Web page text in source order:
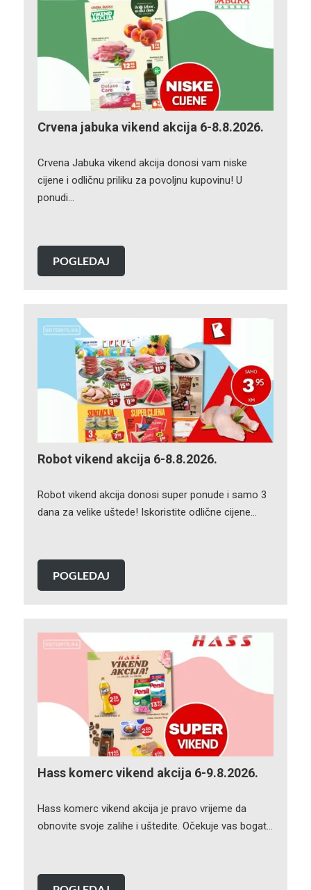
Crvena jabuka vikend akcija 6-8.8.2026.
Crvena Jabuka vikend akcija donosi vam niske
cijene i odličnu priliku za povoljnu kupovinu! U
ponudi…
POGLEDAJ
Robot vikend akcija 6-8.8.2026.
Robot vikend akcija donosi super ponude i samo 3
dana za velike uštede! Iskoristite odlične cijene…
POGLEDAJ
Hass komerc vikend akcija 6-9.8.2026.
Hass komerc vikend akcija je pravo vrijeme da
obnovite svoje zalihe i uštedite. Očekuje vas bogat…